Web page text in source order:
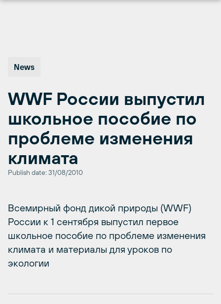
News
WWF России выпустил
школьное пособие по
проблеме изменения
климата
Publish date: 31/08/2010
Всемирный фонд дикой природы (WWF)
России к 1 сентября выпустил первое
школьное пособие по проблеме изменения
климата и материалы для уроков по
экологии